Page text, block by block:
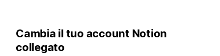
Cambia il tuo account Notion
collegato